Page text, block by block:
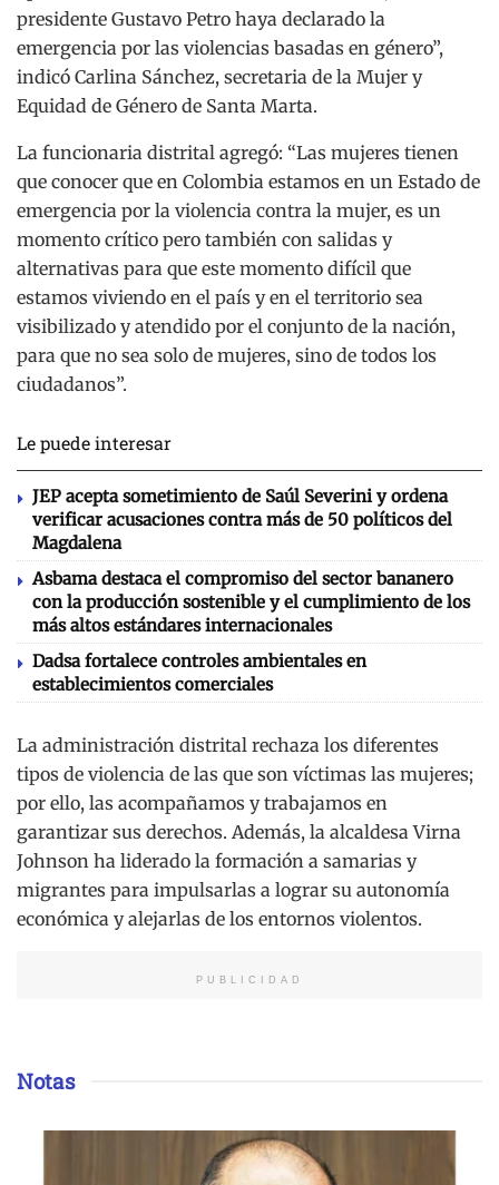
presidente Gustavo Petro haya declarado la
emergencia por las violencias basadas en género”,
indicó Carlina Sánchez, secretaria de la Mujer y
Equidad de Género de Santa Marta.
La funcionaria distrital agregó: “Las mujeres tienen
que conocer que en Colombia estamos en un Estado de
emergencia por la violencia contra la mujer, es un
momento crítico pero también con salidas y
alternativas para que este momento difícil que
estamos viviendo en el país y en el territorio sea
visibilizado y atendido por el conjunto de la nación,
para que no sea solo de mujeres, sino de todos los
ciudadanos”.
Le puede interesar
JEP acepta sometimiento de Saúl Severini y ordena
verificar acusaciones contra más de 50 políticos del
Magdalena
Asbama destaca el compromiso del sector bananero
con la producción sostenible y el cumplimiento de los
más altos estándares internacionales
Dadsa fortalece controles ambientales en
establecimientos comerciales
La administración distrital rechaza los diferentes
tipos de violencia de las que son víctimas las mujeres;
por ello, las acompañamos y trabajamos en
garantizar sus derechos. Además, la alcaldesa Virna
Johnson ha liderado la formación a samarias y
migrantes para impulsarlas a lograr su autonomía
económica y alejarlas de los entornos violentos.
PUBLICIDAD
Notas